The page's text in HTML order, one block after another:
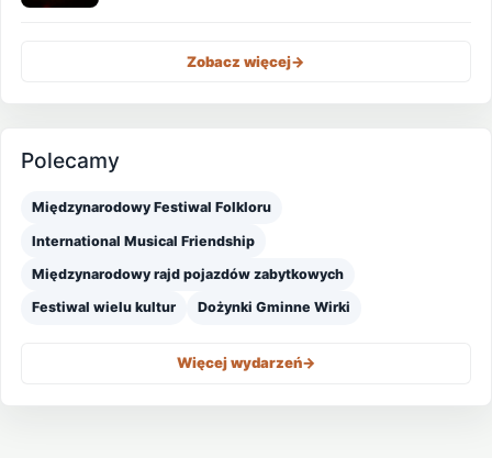
Zobacz więcej->
Polecamy
Międzynarodowy Festiwal Folkloru
International Musical Friendship
Międzynarodowy rajd pojazdów zabytkowych
Festiwal wielu kultur Dożynki Gminne Wirki
Więcej wydarzeń->